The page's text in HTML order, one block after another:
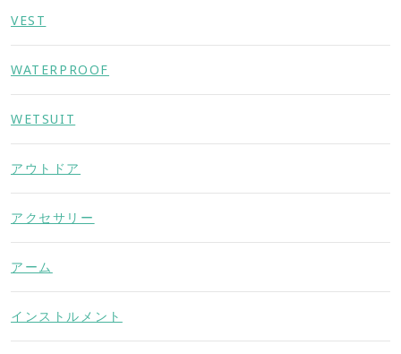
VEST
WATERPROOF
WETSUIT
アウトドア
アクセサリー
アーム
インストルメント